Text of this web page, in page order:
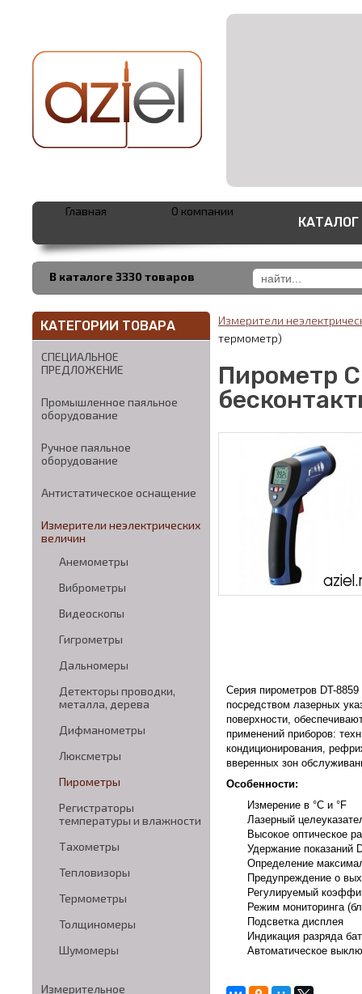
В каталоге 3330 товаров
Главная О компании
КАТАЛОГ
КАТЕГОРИИ ТОВАРА
СПЕЦИАЛЬНОЕ
ПРЕДЛОЖЕНИЕ
Промышленное паяльное
оборудование
Ручное паяльное
оборудование
Антистатическое оснащение
Измерители неэлектрических
величин
Анемометры
Виброметры
Видеоскопы
Гигрометры
Дальномеры
Детекторы проводки,
металла, дерева
Дифманометры
Люксметры
Пирометры
Регистраторы
температуры и влажности
Тахометры
Тепловизоры
Термометры
Толщиномеры
Шумомеры
Измерительное
Измерители
термометр)
Пирометр
Серия пирометров DT-
посредством лазерных
поверхности,
применений приборов:
кондиционирования,
вверенных зон
Особенности:
Измерение в °С и °F
Лазерный
Высокое оптическое
Удержание показаний
Определение
Предупреждение о
Регулируемый
Режим мониторинга
Подсветка дисплея
Индикация разряда
Автоматическое